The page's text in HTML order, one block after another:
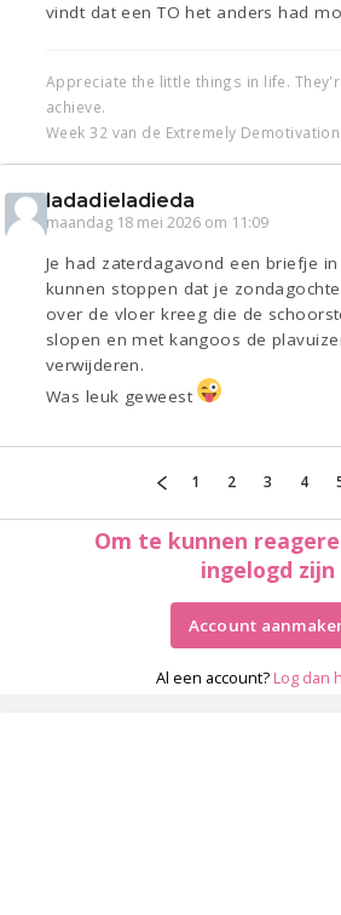
vindt dat een TO het anders had
Appreciate the little things in life.
achieve.
Week 32 van de Extremely
ladadieladieda
maandag 18 mei 2026 om 11:09
Je had zaterdagavond een briefje
kunnen stoppen dat je
over de vloer kreeg die de
slopen en met kangoos de
verwijderen.
Was leuk geweest
1 2 3 4
Om te kunnen
ingelogd zijn
Account
Al een account? Log dan